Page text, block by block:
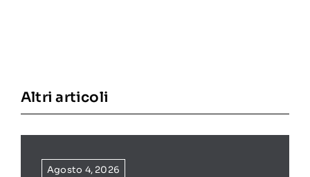
Altri articoli
Agosto 4, 2026